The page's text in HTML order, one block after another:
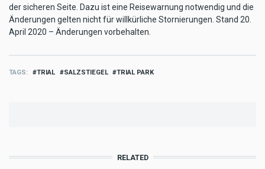
der sicheren Seite. Dazu ist eine Reisewarnung notwendig und die
Änderungen gelten nicht für willkürliche Stornierungen. Stand 20.
April 2020 – Änderungen vorbehalten.
TAGS TRIAL SALZSTIEGEL TRIAL PARK
RELATED